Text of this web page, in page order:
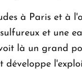
à Paris et à
et une
là un grand
développe